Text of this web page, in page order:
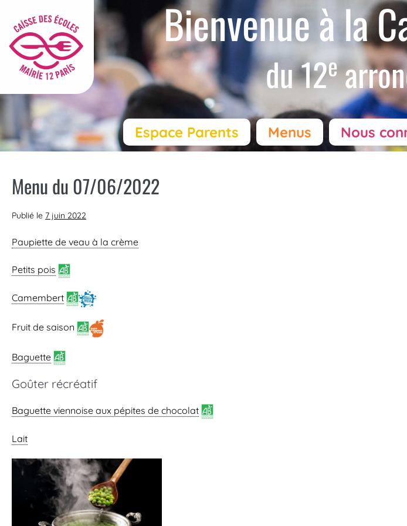
Bienvenue à la
du 12e
Espace Parents
Menus Nous
Menu du 07/06/2022
Publié le 7 juin 2022
Paupiette de veau à la crème
Petits pois
Camembert
Fruit de saison
Baguette
Goûter récréatif
Baguette viennoise aux pépites de chocolat
Lait